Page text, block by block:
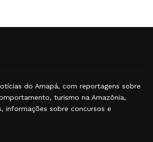
do Amapá, com reportagens sobre
turismo na Amazônia,
informações sobre concursos e